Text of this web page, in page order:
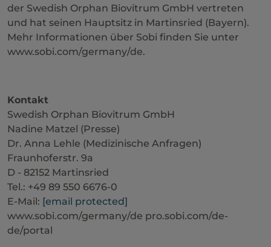
der Swedish Orphan Biovitrum GmbH vertreten
und hat seinen Hauptsitz in Martinsried (Bayern).
Mehr Informationen über Sobi finden Sie unter
www.sobi.com/germany/de.
Kontakt
Swedish Orphan Biovitrum GmbH
Nadine Matzel (Presse)
Dr. Anna Lehle (Medizinische Anfragen)
Fraunhoferstr. 9a
D - 82152 Martinsried
Tel.: +49 89 550 6676-0
E-Mail: [email protected]
www.sobi.com/germany/de pro.sobi.com/de-
de/portal